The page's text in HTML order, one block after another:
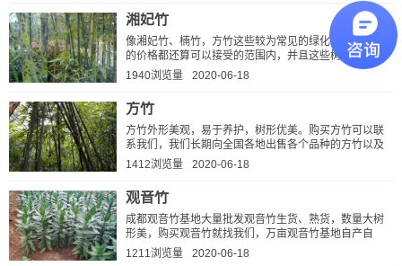
湘妃竹
像湘妃竹、楠竹，方竹这些较为常见的绿化苗木，它们
的价格都还算可以接受的范围内，并且这些树种也非常
好带土球，经过我们专业的培育后，成活率高达99%，
1940浏览量 2020-06-18
方竹
方竹外形美观，易于养护，树形优美。购买方竹可以联
系我们，我们长期向全国各地出售各个品种的方竹以及
造型方竹，万亩基地科学化培育出精品方竹小苗和成品
1412浏览量 2020-06-18
观音竹
成都观音竹基地大量批发观音竹生货、熟货，数量大树
形美，购买观音竹就找我们，万亩观音竹基地自产自
销，规格有：3公分、4公分、5公分、6公分的观音竹小
1211浏览量 2020-06-18